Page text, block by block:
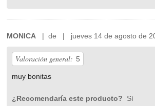
MONICA | de | jueves 14 de agosto de
Valoración general: 5
muy bonitas
¿Recomendaría este producto? Sí